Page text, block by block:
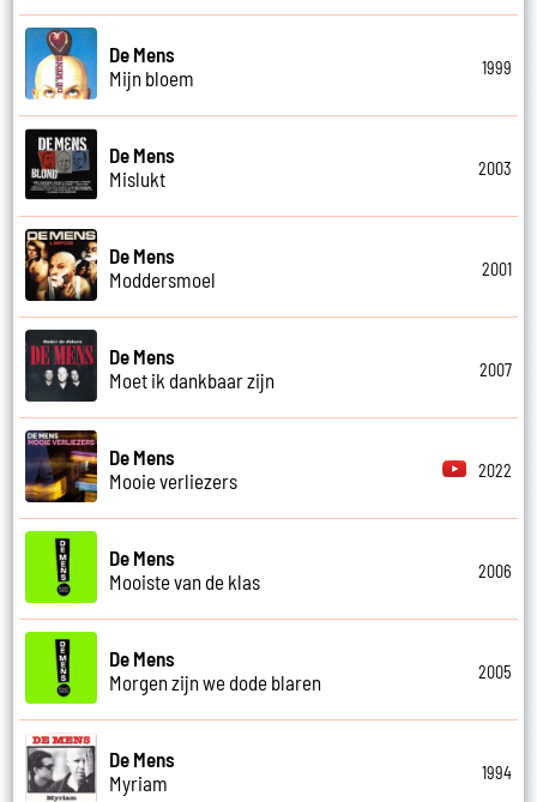
De Mens
Mijn bloem
1999
De Mens
Mislukt
2003
De Mens
Moddersmoel
2001
De Mens
Moet ik dankbaar zijn
2007
De Mens
Mooie verliezers
2022
De Mens
Mooiste van de klas
2006
De Mens
Morgen zijn we dode blaren
2005
De Mens
Myriam
1994